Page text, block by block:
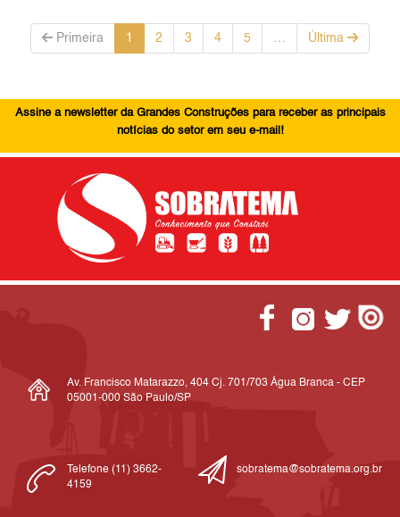
Primeira 1 2 3 4 5 … Última
Assine a newsletter da Grandes Construções para receber as principais
notícias do setor em seu e-mail!
Av. Francisco Matarazzo, 404 Cj. 701/703 Água Branca - CEP
05001-000 São Paulo/SP
Telefone (11) 3662-
4159
sobratema@sobratema.org.br